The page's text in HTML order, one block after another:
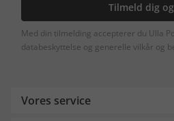
Tilmeld dig
Med din tilmelding accepterer du Ulla
databeskyttelse og generelle vilkår og
Vores service